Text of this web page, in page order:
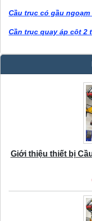
Cầu trục có gầu ngoạm
Cần trục quay áp cột 2
Giới thiệu thiết bị